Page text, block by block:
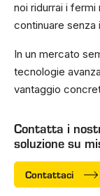
noi ridurrai i
continuare senza
In un mercato
tecnologie
vantaggio
Contatta i
soluzione su
Contattaci